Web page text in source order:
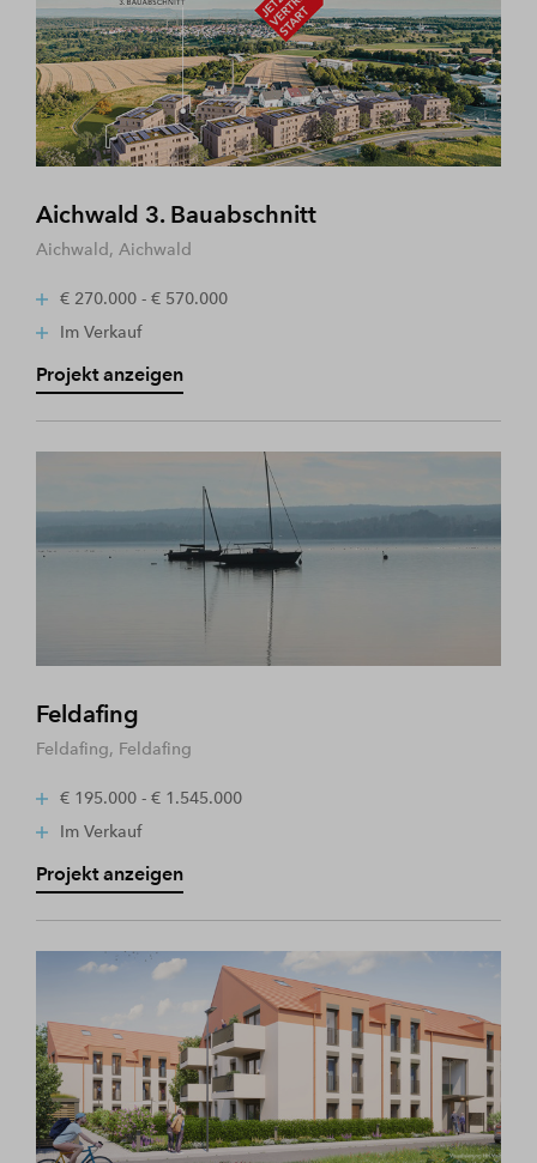
Aichwald 3. Bauabschnitt
Aichwald, Aichwald
€ 270.000 - € 570.000
Im Verkauf
Projekt anzeigen
Feldafing
Feldafing, Feldafing
€ 195.000 - € 1.545.000
Im Verkauf
Projekt anzeigen